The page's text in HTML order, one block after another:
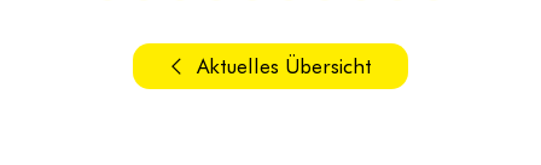
Aktuelles Übersicht